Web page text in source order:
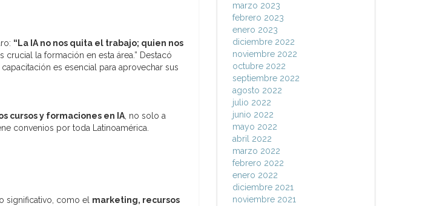
“La IA no nos quita el trabajo; quien nos
crucial la formación en esta área.” Destacó
es esencial para aprovechar sus
cursos y formaciones en IA , no solo a
convenios por toda Latinoamérica.
significativo, como el marketing, recursos
marzo 2023
febrero 2023
enero 2023
diciembre 2022
noviembre 2022
octubre 2022
septiembre 2022
agosto 2022
julio 2022
junio 2022
mayo 2022
abril 2022
marzo 2022
febrero 2022
enero 2022
diciembre 2021
noviembre 2021